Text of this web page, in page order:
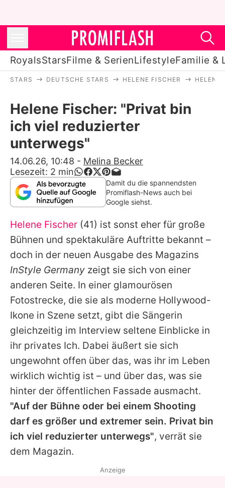
RoyalsStarsFilme & SerienLifestyleFamilie &
Stars
Filme & Serien
Lifestyle
Familie & Liebe
Promiflash Exklusiv
Alle Themen auf Promiflash
Jobs
App runterladen
Team
Redaktionelle Richtlinien
Impressum
Datenschutzerklärung
Nutzungsbedingungen
Utiq verwalten
STARS DEUTSCHE STARS HELENE FISCHER HELENE
Helene Fischer: "Privat bin
ich viel reduzierter
unterwegs"
14.06.26, 10:48 - Melina Becker
Lesezeit: 2 min
Damit du die spannendsten
Promiflash-News auch bei
Google siehst.
Helene Fischer (41) ist sonst eher für große
Bühnen und spektakuläre Auftritte bekannt –
doch in der neuen Ausgabe des Magazins
InStyle Germany zeigt sie sich von einer
anderen Seite. In einer glamourösen
Fotostrecke, die sie als moderne Hollywood-
Ikone in Szene setzt, gibt die Sängerin
gleichzeitig im Interview seltene Einblicke in
ihr privates Ich. Dabei äußert sie sich
ungewohnt offen über das, was ihr im Leben
wirklich wichtig ist – und über das, was sie
hinter der öffentlichen Fassade ausmacht.
"Auf der Bühne oder bei einem Shooting
darf es größer und extremer sein. Privat bin
ich viel reduzierter unterwegs", verrät sie
dem Magazin.
Anzeige